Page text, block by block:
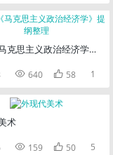
克思主义政治经济学》提
 640  58 1
术
 159  50 5